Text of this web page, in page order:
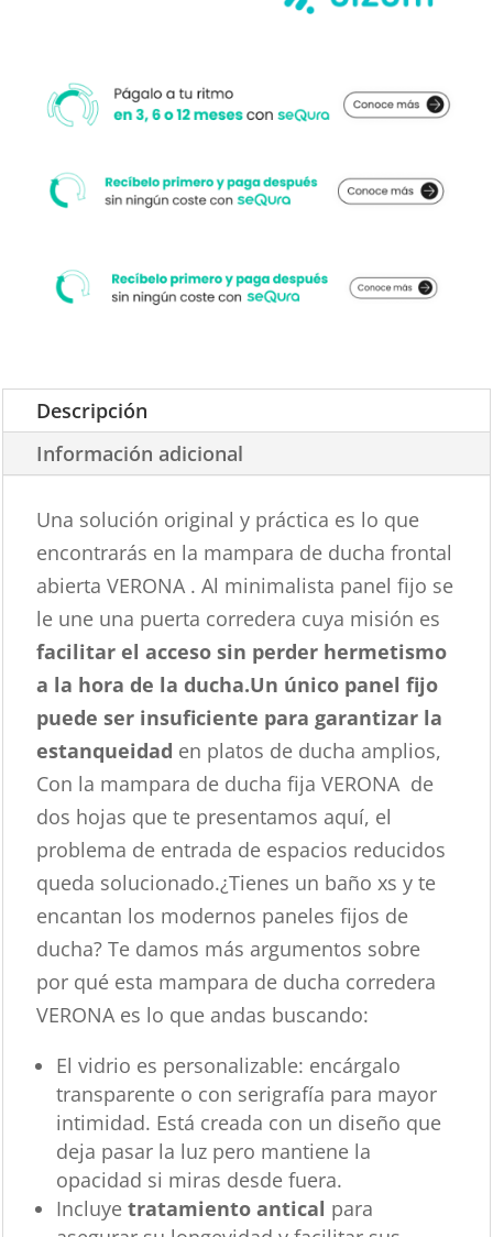
Descripción
Información adicional
Una solución original y práctica es lo que
encontrarás en la mampara de ducha frontal
abierta VERONA . Al minimalista panel fijo se
le une una puerta corredera cuya misión es
facilitar el acceso sin perder hermetismo
a la hora de la ducha.Un único panel fijo
puede ser insuficiente para garantizar la
estanqueidad en platos de ducha amplios,
Con la mampara de ducha fija VERONA de
dos hojas que te presentamos aquí, el
problema de entrada de espacios reducidos
queda solucionado.¿Tienes un baño xs y te
encantan los modernos paneles fijos de
ducha? Te damos más argumentos sobre
por qué esta mampara de ducha corredera
VERONA es lo que andas buscando:
El vidrio es personalizable: encárgalo
transparente o con serigrafía para mayor
intimidad. Está creada con un diseño que
deja pasar la luz pero mantiene la
opacidad si miras desde fuera.
Incluye tratamiento antical para